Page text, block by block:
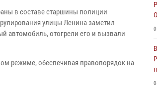
в составе старшины полиции
улицы Ленина заметил
автомобиль, отогрели его и вызвали
режиме, обеспечивая правопорядок на